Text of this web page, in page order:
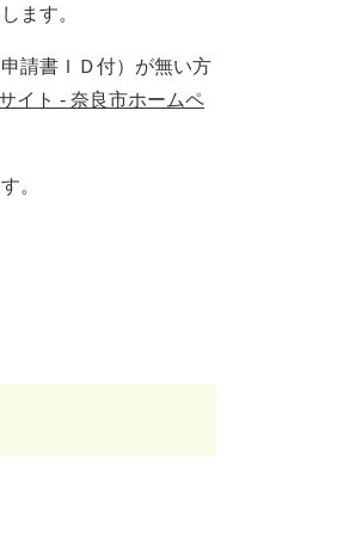
ます。
請書ＩＤ付）が無い方
イト - 奈良市ホームペ
。